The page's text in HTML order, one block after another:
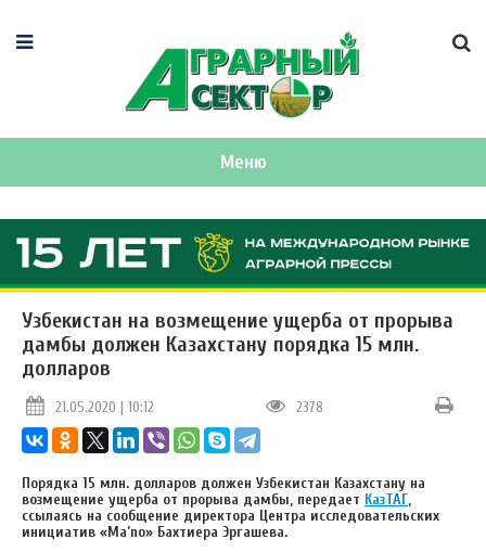
Меню
Узбекистан на возмещение ущерба от прорыва
дамбы должен Казахстану порядка 15 млн.
долларов
21.05.2020 | 10:12 2378
Порядка 15 млн. долларов должен Узбекистан Казахстану на
возмещение ущерба от прорыва дамбы, передает КазТАГ,
ссылаясь на сообщение директора Центра исследовательских
инициатив «Ma’no» Бахтиера Эргашева.